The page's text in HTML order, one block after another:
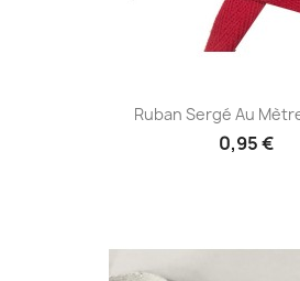
Ruban Sergé Au
0,95 €